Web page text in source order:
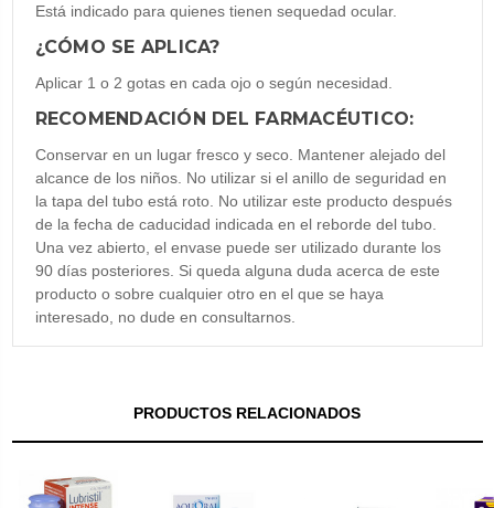
Está indicado para quienes tienen sequedad ocular.
¿CÓMO SE APLICA?
Aplicar 1 o 2 gotas en cada ojo o según necesidad.
RECOMENDACIÓN DEL FARMACÉUTICO:
Conservar en un lugar fresco y seco. Mantener alejado del
alcance de los niños. No utilizar si el anillo de seguridad en
la tapa del tubo está roto. No utilizar este producto después
de la fecha de caducidad indicada en el reborde del tubo.
Una vez abierto, el envase puede ser utilizado durante los
90 días posteriores. Si queda alguna duda acerca de este
producto o sobre cualquier otro en el que se haya
interesado, no dude en consultarnos.
PRODUCTOS RELACIONADOS